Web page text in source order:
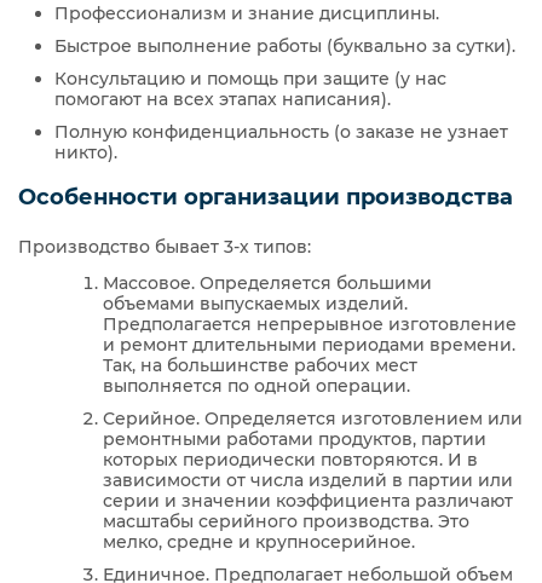
Профессионализм и знание дисциплины.
Быстрое выполнение работы (буквально за сутки).
Консультацию и помощь при защите (у нас
помогают на всех этапах написания).
Полную конфиденциальность (о заказе не узнает
никто).
Особенности организации производства
Производство бывает 3-х типов:
Массовое. Определяется большими
объемами выпускаемых изделий.
Предполагается непрерывное изготовление
и ремонт длительными периодами времени.
Так, на большинстве рабочих мест
выполняется по одной операции.
Серийное. Определяется изготовлением или
ремонтными работами продуктов, партии
которых периодически повторяются. И в
зависимости от числа изделий в партии или
серии и значении коэффициента различают
масштабы серийного производства. Это
мелко, средне и крупносерийное.
Единичное. Предполагает небольшой объем